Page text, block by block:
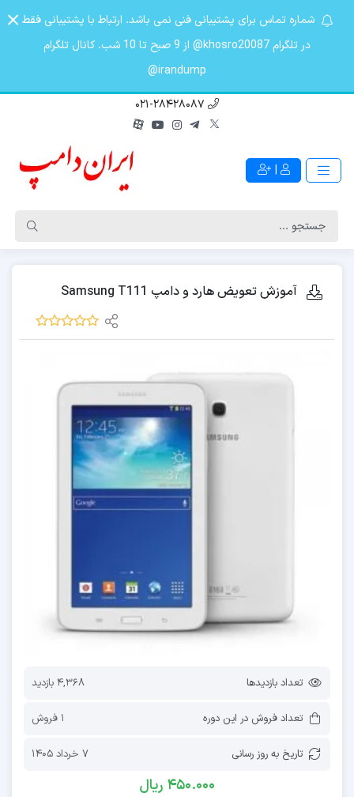
شماره تماس برای پشتیبانی فنی نمی باشد. ارتباط با پشتیبانی فقط
در تلگرام khosro20087@ از 9 صبح تا 10 شب. کانال تلگرام
irandump@
021-28428087
|
آموزش تعویض هارد و دامپ Samsung T111
تعداد بازدیدها 4,368 بازدید
تعداد فروش در این دوره 1 فروش
تاریخ به روز رسانی 7 خرداد 1405
450.000 ریال